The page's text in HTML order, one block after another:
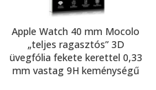
Apple Watch 40 mm Mocolo
„teljes ragasztós” 3D
üvegfólia fekete kerettel 0,33
mm vastag 9H keménységű